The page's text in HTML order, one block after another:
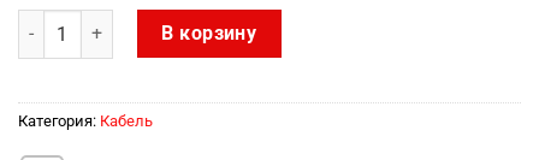
Количество товара DS-1AC2A2BPL1
В корзину
Категория: Кабель